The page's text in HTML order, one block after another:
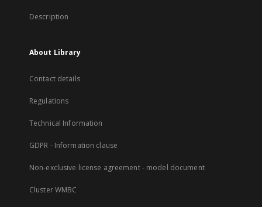
Description
About Library
Contact details
Regulations
Technical Information
GDPR - Information clause
Non-exclusive license agreement - model document
Cluster WMBC